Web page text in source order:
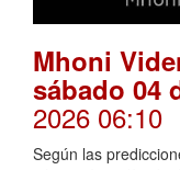
Mhoni
sábado 04
2026 06:10
Según las